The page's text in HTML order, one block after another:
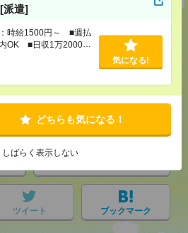
派遣]
時給1500円～ ■週払
OK ■日収1万2000円
気になる!
どちらも気になる！
しばらく表示しない
気になる！
ツイート ブックマーク